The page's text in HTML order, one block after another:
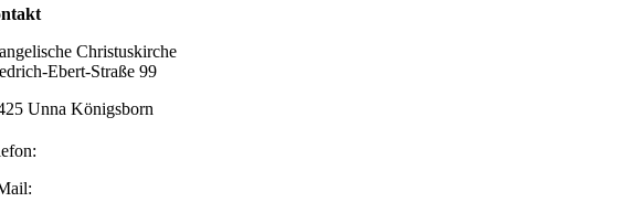
Christuskirche
Ebert-Straße 99
Unna Königsborn